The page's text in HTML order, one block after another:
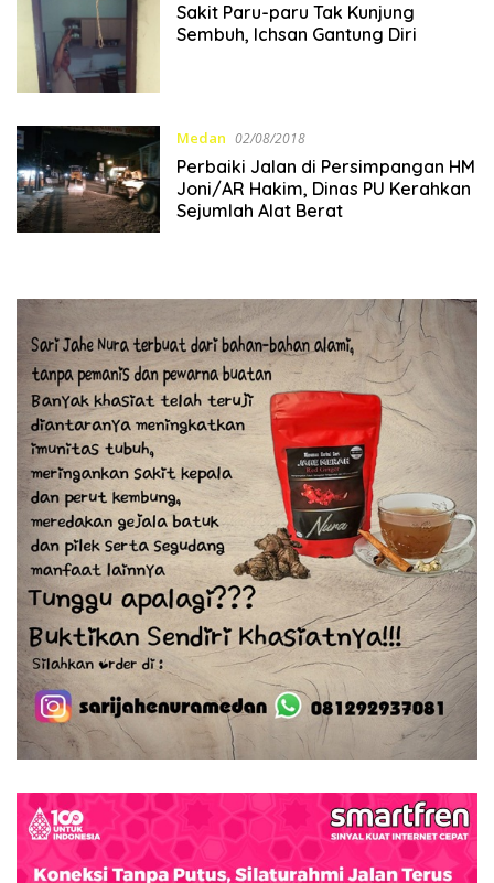
Sakit Paru-paru Tak Kunjung
Sembuh, Ichsan Gantung Diri
Medan 02/08/2018
Perbaiki Jalan di Persimpangan HM
Joni/AR Hakim, Dinas PU Kerahkan
Sejumlah Alat Berat